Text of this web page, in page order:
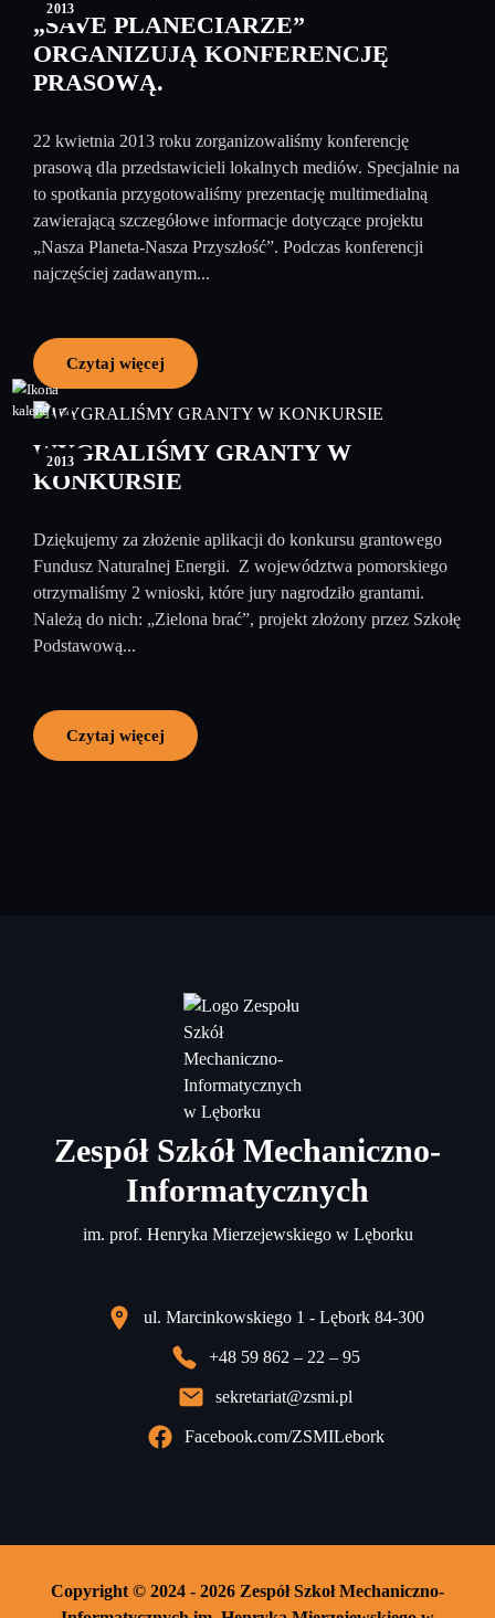
2013
„SAVE PLANECIARZE”
ORGANIZUJĄ KONFERENCJĘ
PRASOWĄ.
22 kwietnia 2013 roku zorganizowaliśmy konferencję
prasową dla przedstawicieli lokalnych mediów. Specjalnie na
to spotkania przygotowaliśmy prezentację multimedialną
zawierającą szczegółowe informacje dotyczące projektu
„Nasza Planeta-Nasza Przyszłość”. Podczas konferencji
najczęściej zadawanym...
Czytaj więcej
04
2013
WYGRALIŚMY GRANTY W
KONKURSIE
Dziękujemy za złożenie aplikacji do konkursu grantowego
Fundusz Naturalnej Energii. Z województwa pomorskiego
otrzymaliśmy 2 wnioski, które jury nagrodziło grantami.
Należą do nich: „Zielona brać”, projekt złożony przez Szkołę
Podstawową...
Czytaj więcej
Zespół Szkół Mechaniczno-
Informatycznych
im. prof. Henryka Mierzejewskiego w Lęborku
ul. Marcinkowskiego 1 - Lębork 84-300
+48 59 862 – 22 – 95
sekretariat@zsmi.pl
Facebook.com/ZSMILebork
Copyright © 2024 - 2026 Zespół Szkoł Mechaniczno-